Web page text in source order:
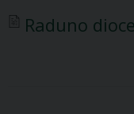
Raduno